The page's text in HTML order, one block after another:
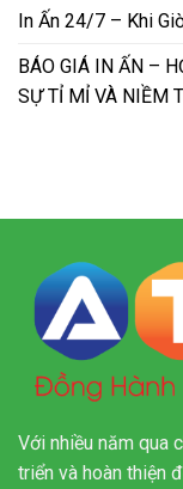
In Ấn 24/7 – Khi
BÁO GIÁ IN ẤN –
SỰ TỈ MỈ VÀ NIỀM
Với nhiều năm qua
triển và hoàn thiện